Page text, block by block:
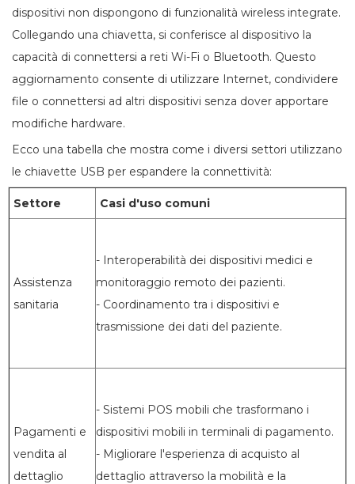
dispositivi non dispongono di funzionalità wireless integrate.
Collegando una chiavetta, si conferisce al dispositivo la
capacità di connettersi a reti Wi-Fi o Bluetooth. Questo
aggiornamento consente di utilizzare Internet, condividere
file o connettersi ad altri dispositivi senza dover apportare
modifiche hardware.
Ecco una tabella che mostra come i diversi settori utilizzano
le chiavette USB per espandere la connettività:
Settore Casi d'uso comuni
Assistenza
sanitaria
- Interoperabilità dei dispositivi medici e
monitoraggio remoto dei pazienti.
- Coordinamento tra i dispositivi e
trasmissione dei dati del paziente.
Pagamenti e
vendita al
dettaglio
- Sistemi POS mobili che trasformano i
dispositivi mobili in terminali di pagamento.
- Migliorare l'esperienza di acquisto al
dettaglio attraverso la mobilità e la